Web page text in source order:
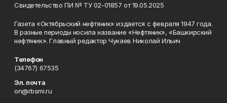
Свидетельство ПИ № ТУ 02-01857 от 19.05.2025
Газета «Октябрьский нефтяник» издается с февраля 1947 года.
В разные периоды носила название «Нефтяник», «Башкирский
нефтяник». Главный редактор Чукаев Николай Ильич
Телефон
(34767) 67535
Эл. почта
on@rbsmi.ru